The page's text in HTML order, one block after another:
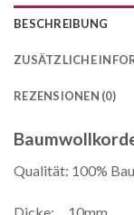
BESCHREIBUNG
ZUSÄTZLICHE
REZENSIONEN (0)
Qualität: 100%
Dicke: 10mm